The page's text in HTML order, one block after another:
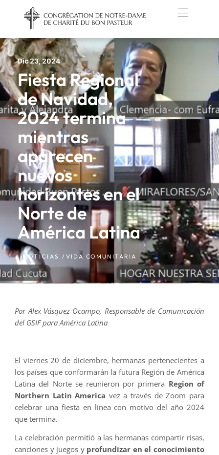
Dic 23, 2024
Fiesta Regional
de Navidad,
2024 termina
mientras
aparecen
nuevos
horizontes en el
Norte de
América Latina
NOTICIAS / VIDA COMUNITARIA
Por Alex Vásquez Ocampo, Responsable de Comunicación
del GSIF para América Latina
El viernes 20 de diciembre, hermanas pertenecientes a
los países que conformarán la futura Región de América
Latina del Norte se reunieron por primera Region of
Northern Latin America vez a través de Zoom para
celebrar una fiesta en línea con motivo del año 2024
que termina.
La celebración permitió a las hermanas compartir risas,
canciones y juegos y profundizar en el conocimiento